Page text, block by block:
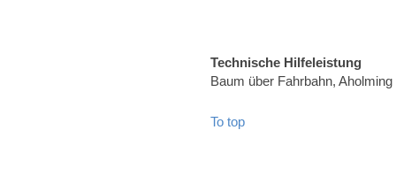
Technische Hilfeleistung
Baum über Fahrbahn, Aholming
To top